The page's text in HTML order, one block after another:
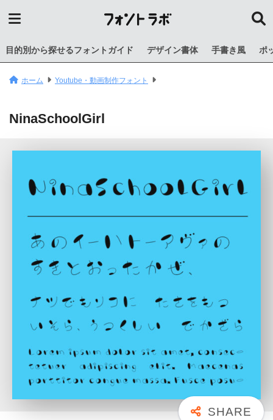
目的別から探せるフォントガイド デザイン書体 手書き風 ポ
ホーム Youtube・動画制作フォント
NinaSchoolGirl